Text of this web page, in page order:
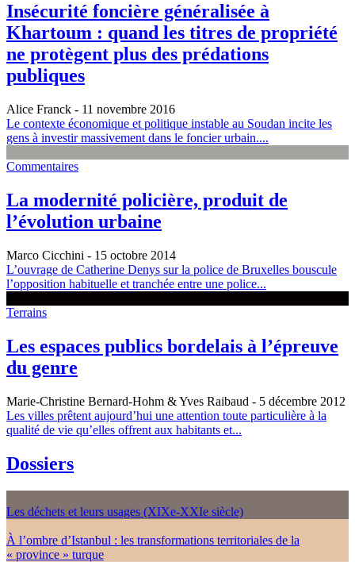
Insécurité foncière généralisée à
Khartoum : quand les titres de propriété
ne protègent plus des prédations
publiques
Alice Franck - 11 novembre 2016
Le contexte économique et politique instable au Soudan incite les
gens à investir massivement dans le foncier urbain....
Commentaires
La modernité policière, produit de
l’évolution urbaine
Marco Cicchini - 15 octobre 2014
L’ouvrage de Catherine Denys sur la police de Bruxelles bouscule
l’opposition habituelle et tranchée entre une police...
Terrains
Les espaces publics bordelais à l’épreuve
du genre
Marie-Christine Bernard-Hohm & Yves Raibaud - 5 décembre 2012
Les villes prêtent aujourd’hui une attention toute particulière à la
qualité de vie qu’elles offrent aux habitants et...
Dossiers
Les déchets et leurs usages (XIXe-XXIe siècle)
À l’ombre d’Istanbul : les transformations territoriales de la
« province » turque